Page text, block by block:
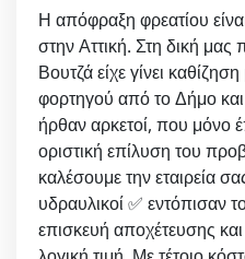
Η απόφραξη φρεατίου
στην Αττική. Στη δική μας
Βουτζά είχε γίνει
φορτηγού από το Δήμο
ήρθαν αρκετοί, που μόνο
οριστική επίλυση του
καλέσουμε την εταιρεία
υδραυλικοί ✅ εντόπισαν
επισκευή αποχέτευσης